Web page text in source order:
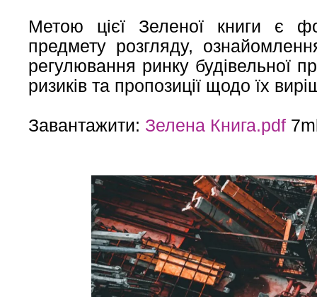
Метою цієї Зеленої книги є
предмету розгляду,
регулювання ринку будівельної
ризиків та пропозиції щодо їх
Завантажити: Зелена Книга.pdf